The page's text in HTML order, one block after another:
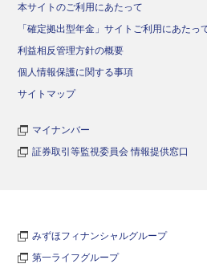
本サイトのご利用にあたって
「確定拠出型年金」サイトご利用にあたっ
利益相反管理方針の概要
個人情報保護に関する事項
サイトマップ
マイナンバー
証券取引等監視委員会 情報提供窓口
みずほフィナンシャルグループ
第一ライフグループ